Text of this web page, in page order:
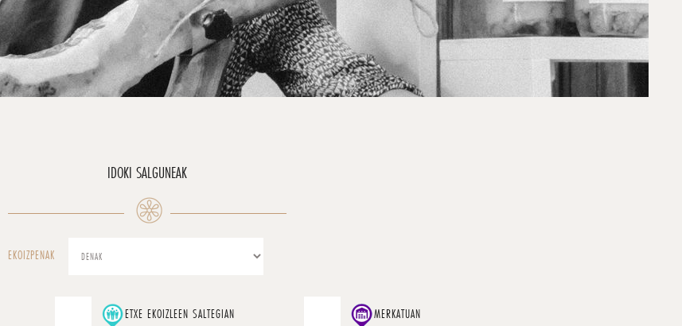
IDOKI SALGUNEAK
EKOIZPENAK
ETXE EKOIZLEEN SALTEGIAN MERKATUAN